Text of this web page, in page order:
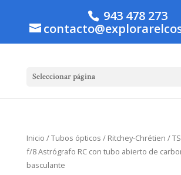
943 478 273
Seleccionar página
Inicio /Tubos ópticos / Ritchey-Chrétien /
f/8 Astrógrafo RC con tubo abierto de
basculante